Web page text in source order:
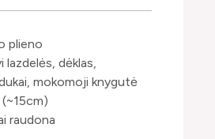
plieno
lazdelės, dėklas,
mokomoji knygutė
raudona